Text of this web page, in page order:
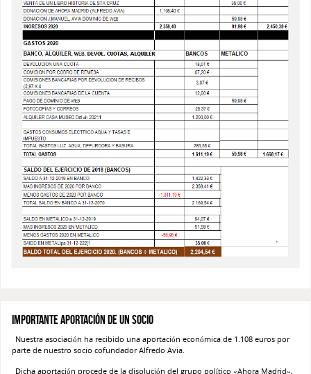
Importante aportación de un socio
Nuestra asociación ha recibido una aportación económica de 1.108 euros por
parte de nuestro socio cofundador Alfredo Avia.
Dicha aportación procede de la disolución del grupo político «Ahora Madrid»,